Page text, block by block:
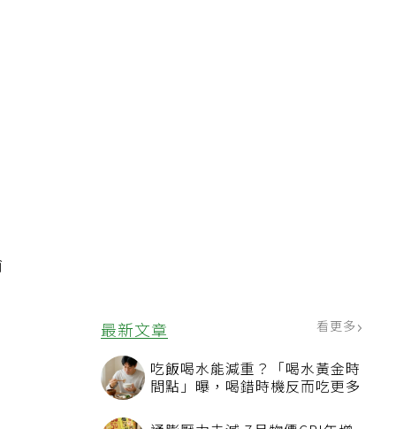
最新文章 看更多
吃飯喝水能減重？「喝水黃金時
間點」曝，喝錯時機反而吃更多